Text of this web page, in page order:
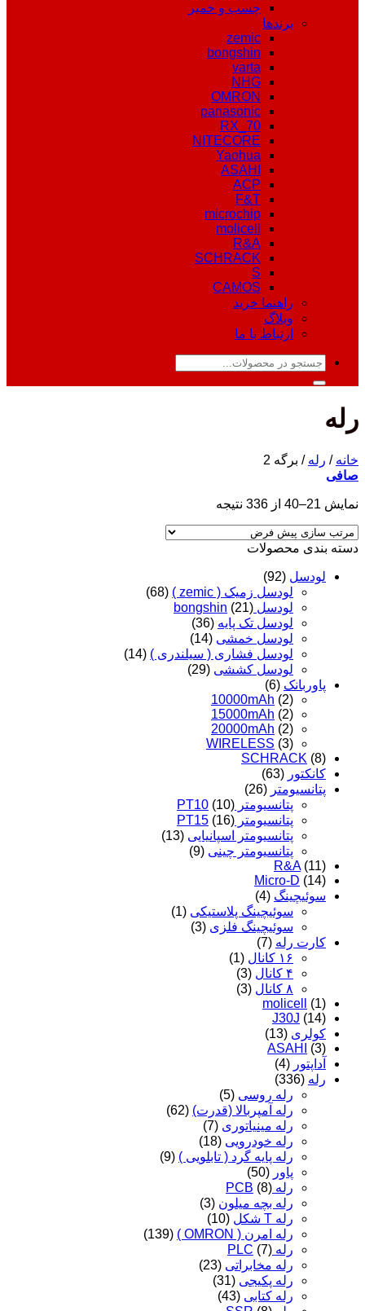
چسب و خمیر
برندها
zemic
bongshin
varta
NHG
OMRON
panasonic
RX_70
NITECORE
Yaohua
ASAHI
ACP
F&T
microchip
molicell
R&A
SCHRACK
S
CAMOS
راهنما خرید
وبلاگ
ارتباط با ما
جستجو
رله
خانه / رله / برگه 2
صافی
نمایش 21–40 از 336 نتیجه
دسته‌ بندی محصولات
لودسل (92)
لودسل زمیک ( zemic )
(68)
لودسل bongshin (21)
لودسل تک پایه (36)
لودسل خمشی (14)
لودسل فشاری ( سیلندری ) (14)
لودسل کششی (29)
پاوربانک (6)
10000mAh (2)
15000mAh (2)
20000mAh (2)
WIRELESS (3)
SCHRACK (8)
کانکتور (63)
پتانسیومتر (26)
پتانسیومتر PT10 (10)
پتانسیومتر PT15 (16)
پتانسیومتر اسپانیایی (13)
پتانسیومتر چینی (9)
R&A (11)
Micro-D (14)
سوئیچینگ (4)
سوئیچینگ پلاستیکی (1)
سوئیچینگ فلزی (3)
کارت رله (7)
۱۶ کانال
(1)
۴ کانال
(3)
۸ کانال
(3)
molicell
(1)
J30J (14)
کولری (13)
ASAHI
(3)
آداپتور (4)
رله (336)
رله روسی (5)
رله آمپربالا (قدرت) (62)
رله مینیاتوری (7)
رله خودرویی (18)
رله پایه گرد ( تابلویی ) (9)
پاور (50)
رله PCB (8)
رله بچه میلون (3)
رله T شکل
(10)
رله امرن ( OMRON )
(139)
رله PLC (7)
رله مخابراتی (23)
رله پکیجی (31)
رله کتابی (43)